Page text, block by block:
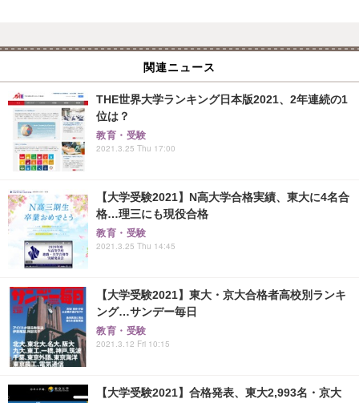
関連ニュース
THE世界大学ランキング日本版2021、2年連続の1
位は？
教育・受験
2021.3.25 Thu 17:00
【大学受験2021】N高大学合格実績、東大に4名合
格…理三にも現役合格
教育・受験
2021.3.25 Thu 14:45
【大学受験2021】東大・京大合格者高校別ランキ
ング…サンデー毎日
教育・受験
2021.3.12 Fri 10:15
【大学受験2021】合格発表、東大2,993名・京大